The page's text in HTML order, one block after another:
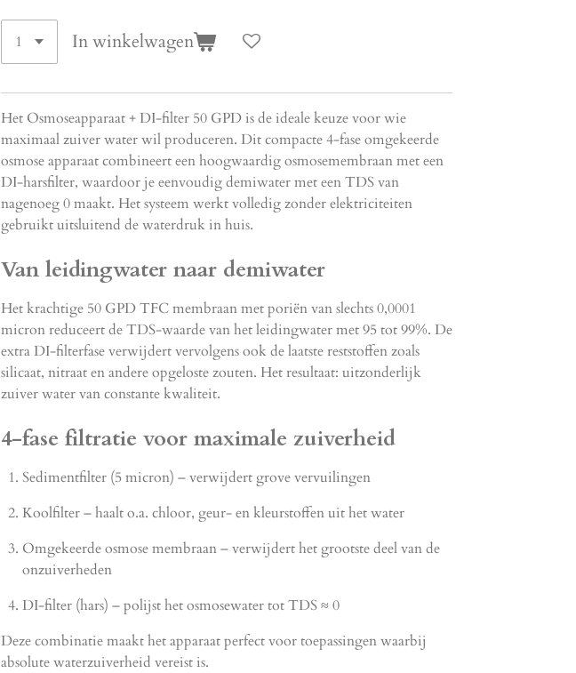
In winkelwagen
Het Osmoseapparaat + DI-filter 50 GPD is de ideale keuze voor wie
maximaal zuiver water wil produceren. Dit compacte 4-fase omgekeerde
osmose apparaat combineert een hoogwaardig osmosemembraan met een
DI-harsfilter, waardoor je eenvoudig demiwater met een TDS van
nagenoeg 0 maakt. Het systeem werkt volledig zonder elektriciteiten
gebruikt uitsluitend de waterdruk in huis.
Van leidingwater naar demiwater
Het krachtige 50 GPD TFC membraan met poriën van slechts 0,0001
micron reduceert de TDS-waarde van het leidingwater met 95 tot 99%. De
extra DI-filterfase verwijdert vervolgens ook de laatste reststoffen zoals
silicaat, nitraat en andere opgeloste zouten. Het resultaat: uitzonderlijk
zuiver water van constante kwaliteit.
4-fase filtratie voor maximale zuiverheid
Sedimentfilter (5 micron) – verwijdert grove vervuilingen
Koolfilter – haalt o.a. chloor, geur- en kleurstoffen uit het water
Omgekeerde osmose membraan – verwijdert het grootste deel van de
onzuiverheden
DI-filter (hars) – polijst het osmosewater tot TDS ≈ 0
Deze combinatie maakt het apparaat perfect voor toepassingen waarbij
absolute waterzuiverheid vereist is.